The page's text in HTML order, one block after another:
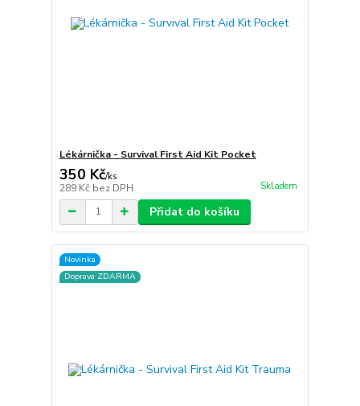
Lékárnička - Survival First Aid Kit Pocket
350 Kč/ks
289 Kč bez DPH Skladem
Přidat do košíku
Novinka
Doprava ZDARMA